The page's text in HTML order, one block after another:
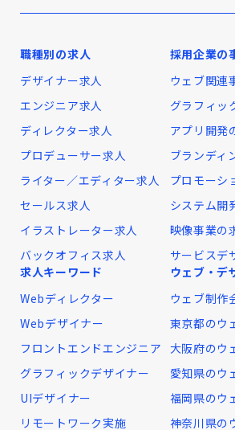
職種別の求人
デザイナー求人
エンジニア求人
ディレクター求人
プロデューサー求人
ライター／エディター求人
セールス求人
イラストレーター求人
バックオフィス求人
採用企業の
ウェブ関連
グラフィッ
アプリ開発
ブランディ
プロモーシ
システム開
映像事業の
サービスデ
求人キーワード
Webディレクター
Webデザイナー
フロントエンドエンジニア
グラフィックデザイナー
UIデザイナー
リモートワーク実施
ウェブ・デ
ウェブ制作
東京都のウ
大阪府のウ
愛知県のウ
福岡県のウ
神奈川県の